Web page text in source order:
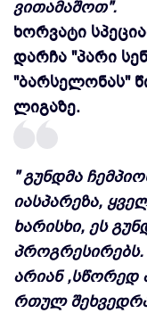
ვითამაშოთ".
ხორვატი
დარჩა "პარი
"ბარსელონას"
ლიგაზე.
" გუნდმა
იასპარეზა,
ხარისხი, ეს
არიან ,სწორედ
რთულ